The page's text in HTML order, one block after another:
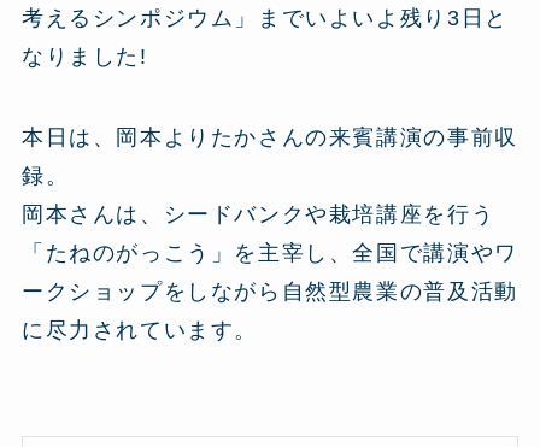
考えるシンポジウム」までいよいよ残り3日と
なりました!
本日は、岡本よりたかさんの来賓講演の事前収
録。
岡本さんは、シードバンクや栽培講座を行う
「たねのがっこう」を主宰し、全国で講演やワ
ークショップをしながら自然型農業の普及活動
に尽力されています。